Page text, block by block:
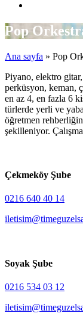
Pop
Ana sayfa » Pop
Piyano, elektro
perküsyon, keman,
en az 4, en fazla 6
türlerde yerli ve
öğretmen
şekilleniyor.
Çekmeköy Şube
0216 640 40 14
Soyak Şube
0216 534 03 12